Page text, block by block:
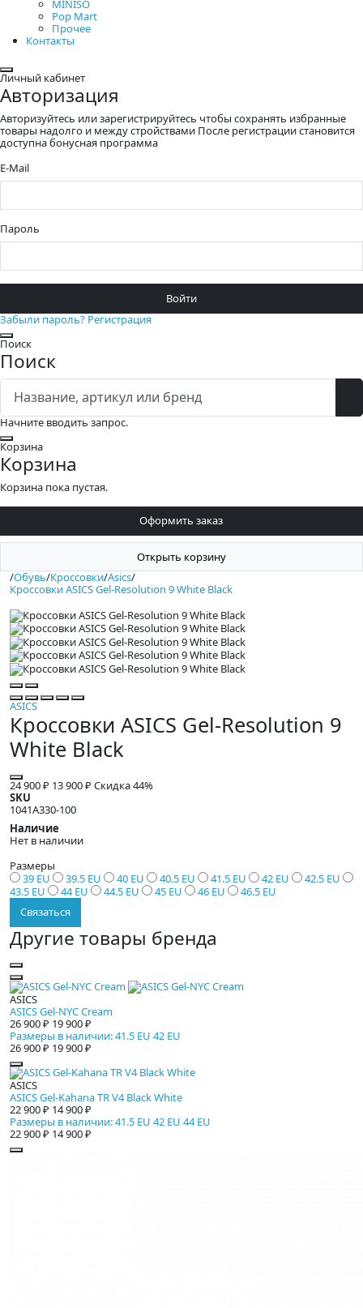
MINISO
Pop Mart
Прочее
Контакты
Закрыть
Личный кабинет
Авторизация
Авторизуйтесь или зарегистрируйтесь чтобы сохранять избранные
товары надолго и между стройствами После регистрации становится
доступна бонусная программа
E-Mail
Пароль
Войти
Забыли пароль? Регистрация
Закрыть
Поиск
Поиск
Начните вводить запрос.
Закрыть
Корзина
Корзина
Корзина пока пустая.
Оформить заказ
Открыть корзину
/Обувь/Кроссовки/Asics/
Кроссовки ASICS Gel-Resolution 9 White Black
ASICS
Кроссовки ASICS Gel-Resolution 9
White Black
24 900 ₽ 13 900 ₽ Скидка 44%
SKU
1041A330-100
Наличие
Нет в наличии
Размеры
39 EU
39.5 EU 40 EU 40.5 EU 41.5 EU 42 EU
42.5 EU
43.5 EU
44 EU 44.5 EU 45 EU 46 EU
46.5 EU
Связаться
Другие товары бренда
ASICS
ASICS Gel-NYC Cream
26 900 ₽ 19 900 ₽
Размеры в наличии: 41.5 EU 42 EU
26 900 ₽ 19 900 ₽
ASICS
ASICS Gel-Kahana TR V4 Black White
22 900 ₽ 14 900 ₽
Размеры в наличии: 41.5 EU 42 EU 44 EU
22 900 ₽ 14 900 ₽